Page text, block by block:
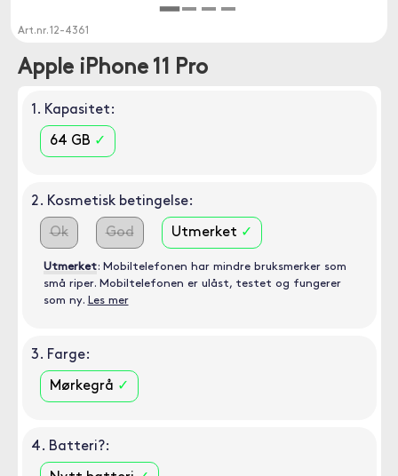
Art.nr.12-4361
Apple iPhone 11 Pro
1. Kapasitet:
64 GB
2. Kosmetisk betingelse:
Ok God Utmerket
Utmerket: Mobiltelefonen har mindre bruksmerker som
små riper. Mobiltelefonen er ulåst, testet og fungerer
som ny. Les mer
3. Farge:
Mørkegrå
4. Batteri?: